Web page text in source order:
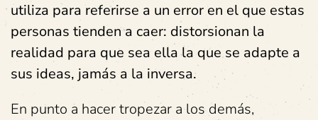
utiliza para referirse a un error en el que estas
personas tienden a caer: distorsionan la
realidad para que sea ella la que se adapte a
sus ideas, jamás a la inversa.
En punto a hacer tropezar a los demás,